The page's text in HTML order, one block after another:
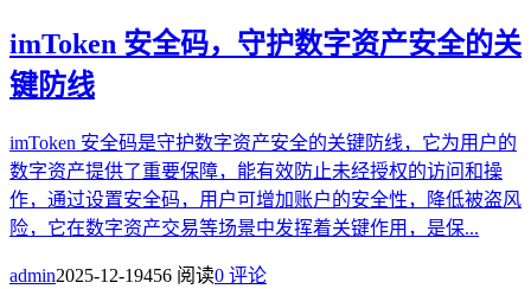
imToken 安全码，守护数字资产安全的关
键防线
imToken 安全码是守护数字资产安全的关键防线，它为用户的
数字资产提供了重要保障，能有效防止未经授权的访问和操
作，通过设置安全码，用户可增加账户的安全性，降低被盗风
险，它在数字资产交易等场景中发挥着关键作用，是保...
admin2025-12-19456 阅读0 评论